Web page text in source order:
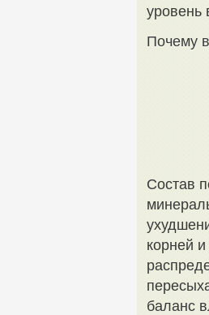
уровень
Почему
Состав
корней
баланс